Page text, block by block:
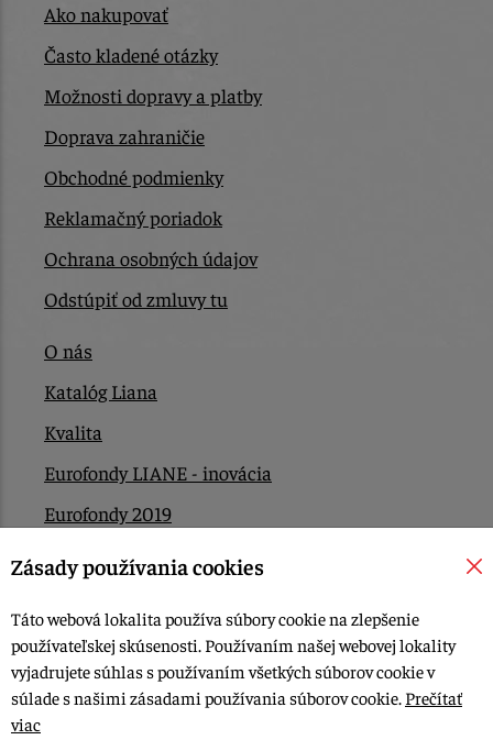
Ako nakupovať
Často kladené otázky
Možnosti dopravy a platby
Doprava zahraničie
Obchodné podmienky
Reklamačný poriadok
Ochrana osobných údajov
Odstúpiť od zmluvy tu
O nás
Katalóg Liana
Kvalita
Eurofondy LIANE - inovácia
Eurofondy 2019
Eurofondy 2022/2023
Kontakt
© 2015-2026, LIANA GOLIAŠ s.r.o. všetky práva vyhradené.
Upraviť nastavenia Cookies
Zásady používania cookies
Táto webová lokalita používa súbory cookie na zlepšenie
používateľskej skúsenosti. Používaním našej webovej lokality
vyjadrujete súhlas s používaním všetkých súborov cookie v
súlade s našimi zásadami používania súborov cookie. Prečítať
viac